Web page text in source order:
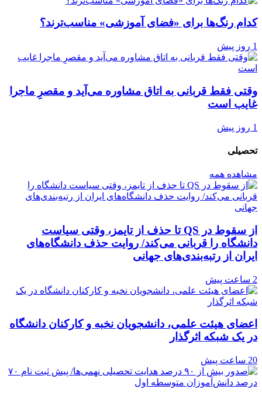
کدام رنگ‌ها برای «فضای آموزشی» مناسب‌ترند؟
1 روز پیش
وقتی فقط قربانی به اتاق مشاوره می‌آید و مقصرِ ماجرا
غایب است
1 روز پیش
تحصیلی
مشاهده همه
از سقوط در QS تا حذف از تایمز، وقتی سیاست
دانشگاه را قربانی می‌کند/ روایت حذف دانشگاه‌های
ایران از رتبه‌بندی‌های جهانی
2 ساعت پیش
اعضای هیئت علمی، دانشجویان نخبه و کارکنان دانشگاه
در یک شبکه‌ اثرگذار
20 ساعت پیش